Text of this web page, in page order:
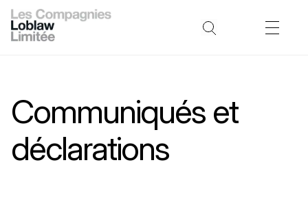
Communiqués et
déclarations